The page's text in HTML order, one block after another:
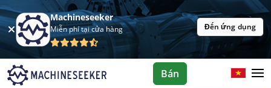
Machineseeker
Miễn phí tại cửa hàng Đến ứng dụng
Bán